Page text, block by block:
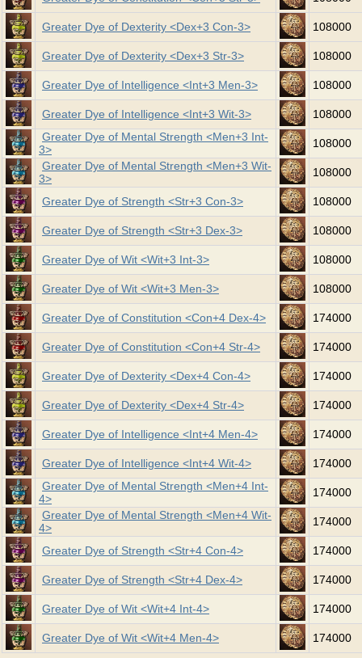
Greater Dye of Dexterity <Dex+3 Con-3> 108000
Greater Dye of Dexterity <Dex+3 Str-3> 108000
Greater Dye of Intelligence <Int+3 Men-3> 108000
Greater Dye of Intelligence <Int+3 Wit-3>
108000
Greater Dye of Mental Strength <Men+3 Int-
3>
108000
Greater Dye of Mental Strength <Men+3 Wit-
3>
108000
Greater Dye of Strength <Str+3 Con-3> 108000
Greater Dye of Strength <Str+3 Dex-3> 108000
Greater Dye of Wit <Wit+3 Int-3> 108000
Greater Dye of Wit <Wit+3 Men-3> 108000
Greater Dye of Constitution <Con+4 Dex-4> 174000
Greater Dye of Constitution <Con+4 Str-4> 174000
Greater Dye of Dexterity <Dex+4 Con-4> 174000
Greater Dye of Dexterity <Dex+4 Str-4> 174000
Greater Dye of Intelligence <Int+4 Men-4> 174000
Greater Dye of Intelligence <Int+4 Wit-4>
174000
Greater Dye of Mental Strength <Men+4 Int-
4>
174000
Greater Dye of Mental Strength <Men+4 Wit-
4>
174000
Greater Dye of Strength <Str+4 Con-4> 174000
Greater Dye of Strength <Str+4 Dex-4> 174000
Greater Dye of Wit <Wit+4 Int-4> 174000
Greater Dye of Wit <Wit+4 Men-4> 174000